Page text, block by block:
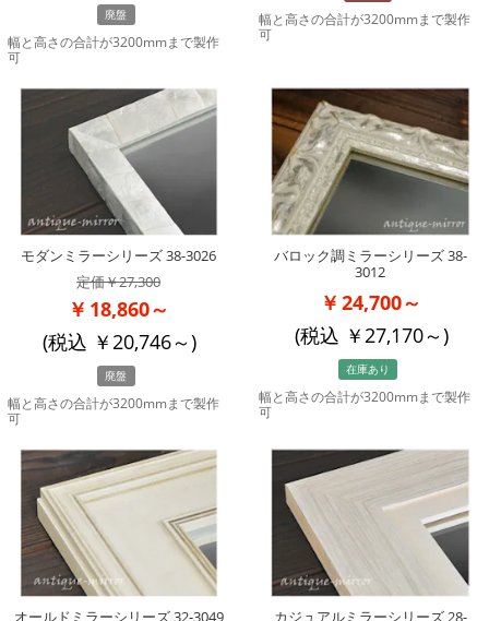
廃盤
幅と高さの合計が3200mmまで製作
可
幅と高さの合計が3200mmまで製作
可
モダンミラーシリーズ 38-3026
27,300
18,860～
(税込
20,746～)
廃盤
幅と高さの合計が3200mmまで製作
可
バロック調ミラーシリーズ 38-
3012
24,700～
(税込
27,170～)
在庫あり
幅と高さの合計が3200mmまで製作
可
オールドミラーシリーズ 32-3049
カジュアルミラーシリーズ 28-